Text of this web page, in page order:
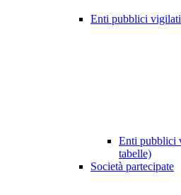
Enti pubblici vigilati
Enti pubblici
tabelle)
Società partecipate